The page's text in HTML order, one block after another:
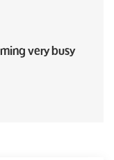
very busy